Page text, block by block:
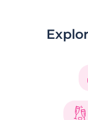
4 minutes